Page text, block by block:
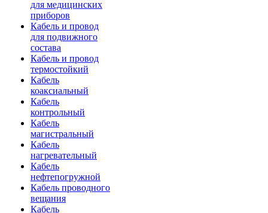
для медицинских
приборов
Кабель и провод
для подвижного
состава
Кабель и провод
термостойкий
Кабель
коаксиальный
Кабель
контрольный
Кабель
магистральный
Кабель
нагревательный
Кабель
нефтепогружной
Кабель проводного
вещания
Кабель